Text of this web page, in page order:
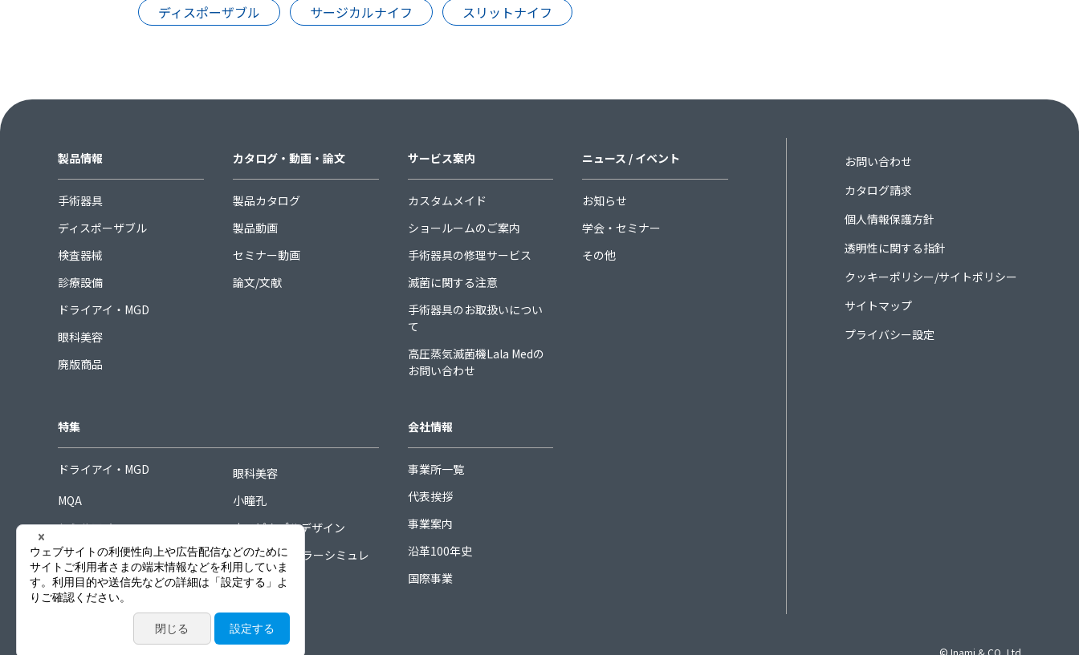
ディスポーザブル サージカルナイフ スリットナイフ
製品情報
手術器具
ディスポーザブル
検査器械
診療設備
ドライアイ・MGD
眼科美容
廃版商品
カタログ・動画・論文
製品カタログ
製品動画
セミナー動画
論文/文献
サービス案内
カスタムメイド
ショールームのご案内
手術器具の修理サービス
滅菌に関する注意
手術器具のお取扱いについ
て
高圧蒸気滅菌機Lala Medの
お問い合わせ
ニュース / イベント
お知らせ
学会・セミナー
その他
特集
ドライアイ・MGD
眼科美容
MQA
小瞳孔
シミルアイ
ホスピタブルデザイン
シグネチャーコレクション
COORDINAカラーシミュレ
ーター
会社情報
事業所一覧
代表挨拶
事業案内
沿革100年史
国際事業
お問い合わせ
カタログ請求
個人情報保護方針
透明性に関する指針
クッキーポリシー/サイトポリシー
サイトマップ
プライバシー設定
© Inami & CO.,Ltd